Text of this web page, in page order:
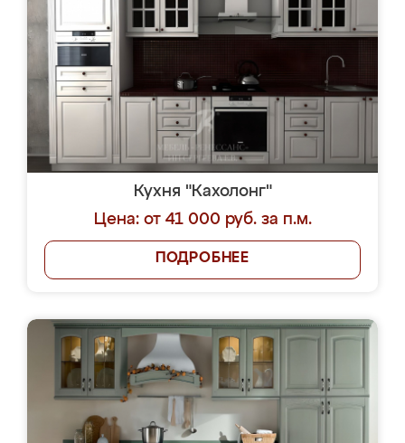
Кухня "Кахолонг"
Цена: от 41 000 руб. за п.м.
ПОДРОБНЕЕ